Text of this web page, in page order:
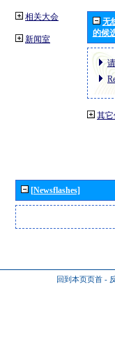
相关大会
新闻室
无
的候
其它
[Newsflashes]
回到本页页首 -